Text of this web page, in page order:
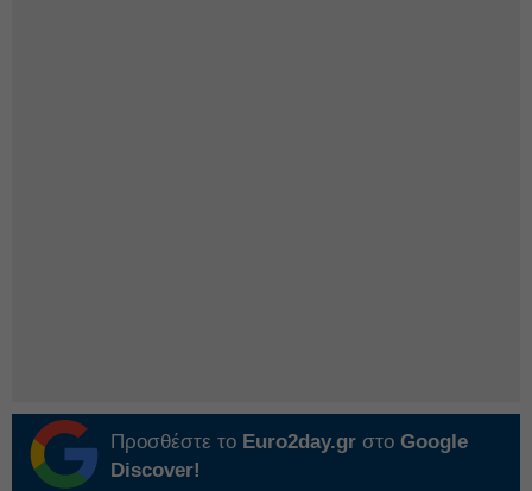
Προσθέστε το Euro2day.gr στο Google
Discover!